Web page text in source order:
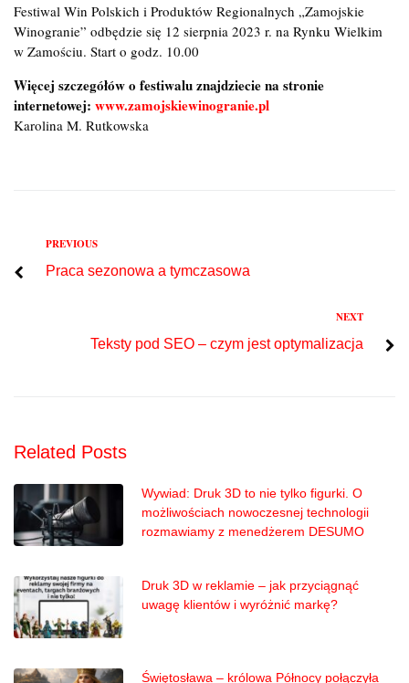
Festiwal Win Polskich i Produktów Regionalnych „Zamojskie
Winogranie” odbędzie się 12 sierpnia 2023 r. na Rynku Wielkim
w Zamościu. Start o godz. 10.00
Więcej szczegółów o festiwalu znajdziecie na stronie
internetowej: www.zamojskiewinogranie.pl
Karolina M. Rutkowska
Nawigacja
wpisu
Previous
PREVIOUS
Praca sezonowa a tymczasowa
NEXT
Teksty pod SEO – czym jest optymalizacja
Related Posts
Wywiad: Druk 3D to nie tylko figurki. O
możliwościach nowoczesnej technologii
rozmawiamy z menedżerem DESUMO
Druk 3D w reklamie – jak przyciągnąć
uwagę klientów i wyróżnić markę?
Świętosława – królowa Północy połączyła